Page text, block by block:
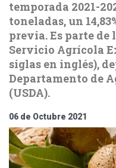
temporada 2021-
toneladas, un
previa. Es parte de
Servicio Agrícola
siglas en inglés),
Departamento de
(USDA).
06 de Octubre 2021